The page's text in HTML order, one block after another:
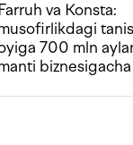
Farruh va Konsta:
700 mln
biznesigacha